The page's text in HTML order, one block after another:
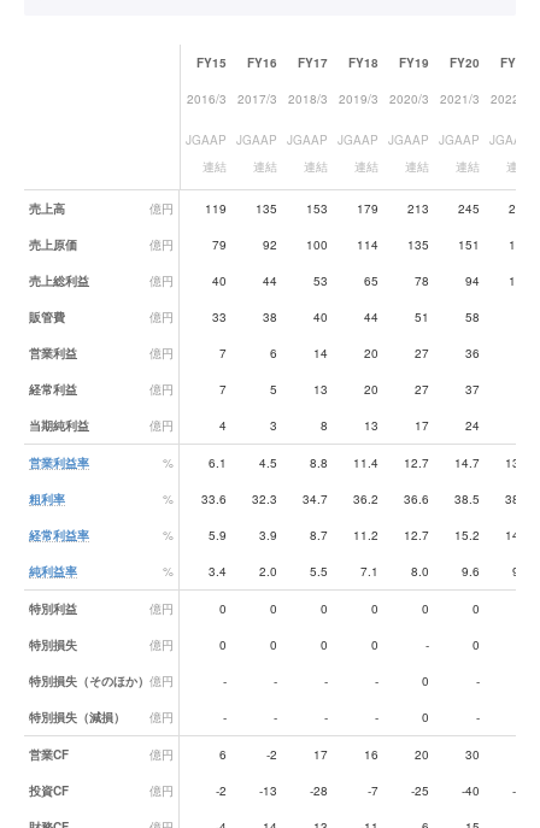
業績データ一覧
FY15 FY16 FY17 FY18 FY19 FY20 FY21
2016/3 2017/3 2018/3 2019/3 2020/3 2021/3 2022/3
JGAAP
連結
JGAAP
連結
JGAAP
連結
JGAAP
連結
JGAAP
連結
JGAAP
連結
JGAAP
連結
売上高 億円 119 135 153 179 213 245 298
売上原価 億円 79 92 100 114 135 151 183
売上総利益 億円 40 44 53 65 78 94 115
販管費 億円 33 38 40 44 51 58
営業利益 億円 7 6 14 20 27 36
経常利益 億円 7 5 13 20 27 37
当期純利益 億円 4 3 8 13 17 24
営業利益率 % 6.1 4.5 8.8 11.4 12.7 14.7 13.8
粗利率 % 33.6 32.3 34.7 36.2 36.6 38.5 38.6
経常利益率 % 5.9 3.9 8.7 11.2 12.7 15.2 14.2
純利益率 % 3.4 2.0 5.5 7.1 8.0 9.6 9.2
特別利益 億円 0 0 0 0 0 0
特別損失 億円 0 0 0 0 - 0
特別損失（そのほか） 億円 - - - - 0 -
特別損失（減損） 億円 - - - - 0 -
営業CF 億円 6 -2 17 16 20 30
投資CF 億円 -2 -13 -28 -7 -25 -40 -33